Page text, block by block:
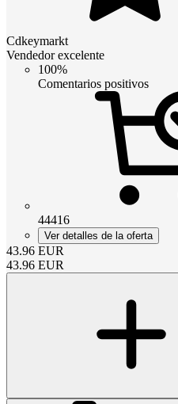
Cdkeymarkt
Vendedor excelente
100%
Comentarios positivos
44416
Ver detalles de la oferta
43.96 EUR
43.96 EUR